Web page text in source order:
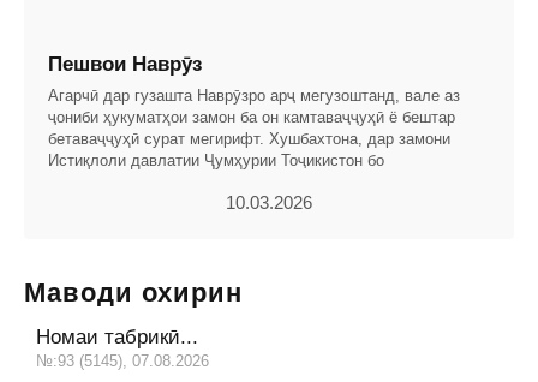
Пешвои Наврӯз
Агарчӣ дар гузашта Наврӯзро арҷ мегузоштанд, вале аз
ҷониби ҳукуматҳои замон ба он камтаваҷҷуҳӣ ё бештар
бетаваҷҷуҳӣ сурат мегирифт. Хушбахтона, дар замони
Истиқлоли давлатии Ҷумҳурии Тоҷикистон бо
10.03.2026
Маводи охирин
Номаи табрикӣ...
№:93 (5145), 07.08.2026